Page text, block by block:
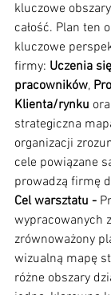
kluczowe
całość. Plan ten
kluczowe
firmy: Uczenia
pracowników,
Klienta/rynku
strategiczna
organizacji
cele powiązane
prowadzą firmę
Cel warsztatu -
wypracowanych
zrównoważony
wizualną mapę
różne obszary